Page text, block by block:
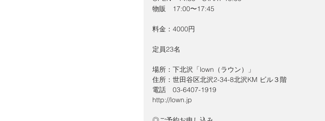
物販　17:00〜17:45
料金：4000円
定員23名
場所：下北沢「lown（ラウン）」
住所：世田谷区北沢2-34-8北沢KM ビル３階
電話　03-6407-1919
http://lown.jp